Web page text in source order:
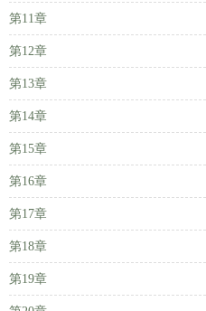
第11章
第12章
第13章
第14章
第15章
第16章
第17章
第18章
第19章